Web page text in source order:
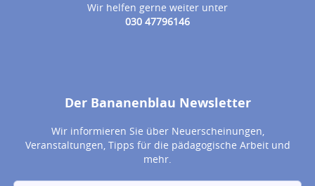
Wir helfen gerne weiter unter
030 47796146
Der Bananenblau Newsletter
Wir informieren Sie über Neuerscheinungen,
Veranstaltungen, Tipps für die pädagogische Arbeit und
mehr.